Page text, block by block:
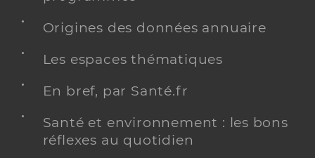
Origines des données annuaire
Les espaces thématiques
En bref, par Santé.fr
Santé et environnement : les bons
réflexes au quotidien